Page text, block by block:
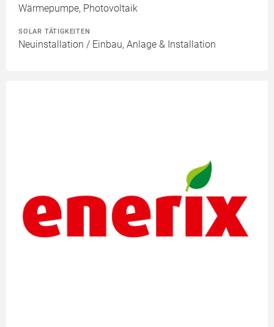
Wärmepumpe, Photovoltaik
SOLAR TÄTIGKEITEN
Neuinstallation / Einbau, Anlage & Installation